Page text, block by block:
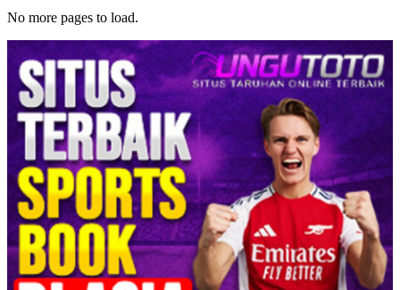
No more pages to load.